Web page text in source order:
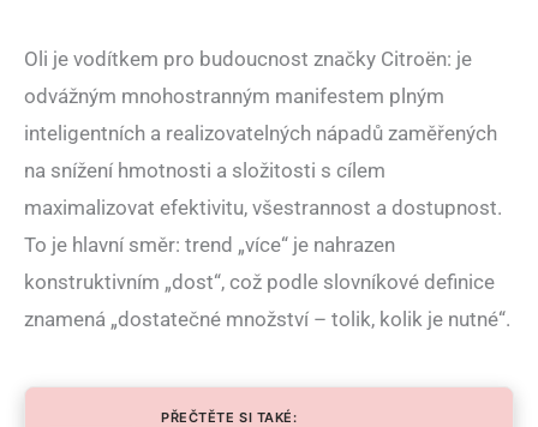
Oli je vodítkem pro budoucnost značky Citroën: je
odvážným mnohostranným manifestem plným
inteligentních a realizovatelných nápadů zaměřených
na snížení hmotnosti a složitosti s cílem
maximalizovat efektivitu, všestrannost a dostupnost.
To je hlavní směr: trend „více“ je nahrazen
konstruktivním „dost“, což podle slovníkové definice
znamená „dostatečné množství – tolik, kolik je nutné“.
PŘEČTĚTE SI TAKÉ: